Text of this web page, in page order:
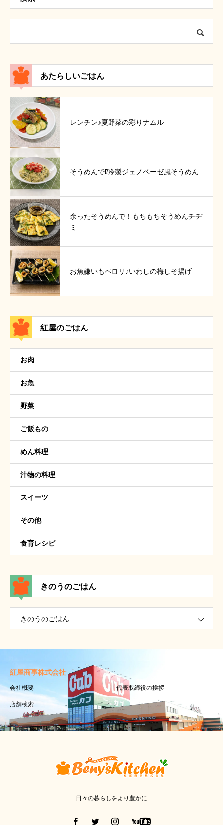
あたらしいごはん
レンチン♪夏野菜の彩りナムル
そうめんで⁉冷製ジェノベーゼ風そうめん
余ったそうめんで！もちもちそうめんチヂ
ミ
お魚嫌いもペロリ♪いわしの梅しそ揚げ
紅屋のごはん
お肉
お魚
野菜
ご飯もの
めん料理
汁物の料理
スイーツ
その他
食育レシピ
きのうのごはん
きのうのごはん
紅屋商事株式会社
会社概要 代表取締役の挨拶
店舗検索
日々の暮らしをより豊かに